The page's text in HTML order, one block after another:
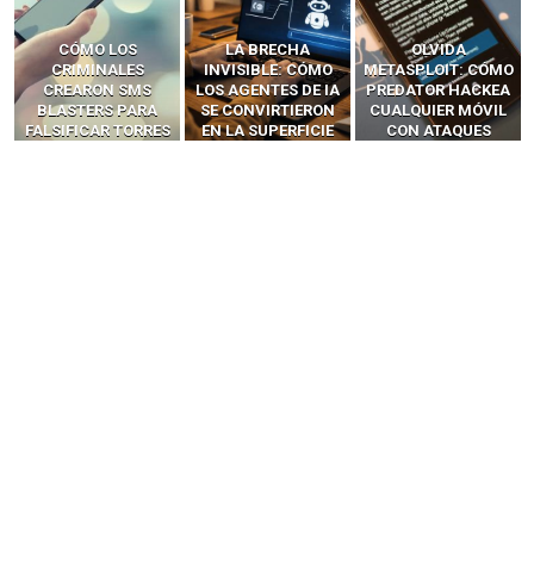
LA BRECHA
INVISIBLE: CÓMO
LOS AGENTES DE IA
SE CONVIRTIERON
EN LA SUPERFICIE
OLVIDA
METASPLOIT: CÓMO
PREDATOR HACKEA
CUALQUIER MÓVIL
CON ATAQUES
CÓMO LOS HACKERS
INTERCEPTAN OTPS
Y LLAMADAS
MÓVILES SIN
‘HACKEAR’ — EL